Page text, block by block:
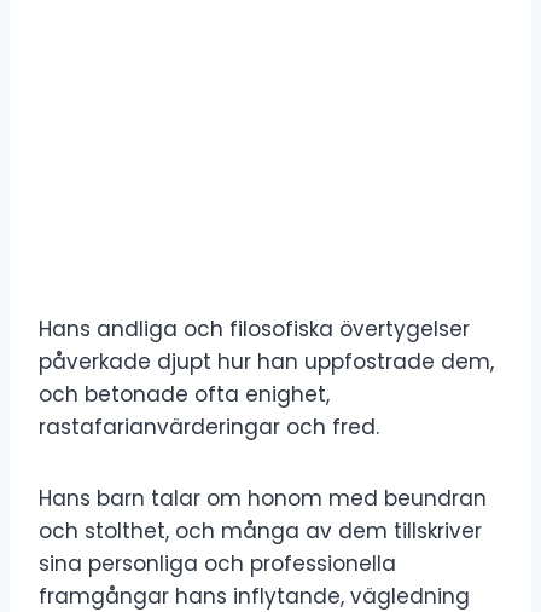
Hans andliga och filosofiska övertygelser
påverkade djupt hur han uppfostrade dem,
och betonade ofta enighet,
rastafarianvärderingar och fred.
Hans barn talar om honom med beundran
och stolthet, och många av dem tillskriver
sina personliga och professionella
framgångar hans inflytande, vägledning